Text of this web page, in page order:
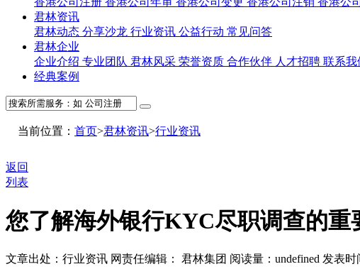
君林资讯
君林动态 分享沙龙 行业资讯 公益行动 常见问答
君林企业
企业介绍 专业团队 君林风采 荣誉资质 合作伙伴 人才招聘 联系我
经典案例
当前位置： 首页>君林资讯>行业资讯
返回
列表
您了解海外银行KYC尽职调查的重
文章出处：行业资讯 网责任编辑： 君林集团 阅读量： undefined 发表时